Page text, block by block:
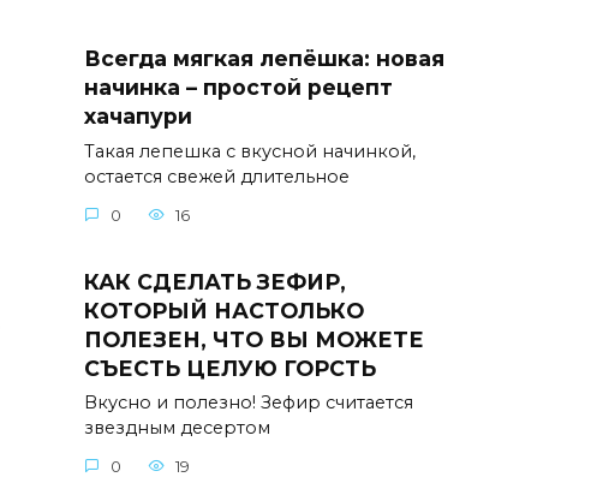
Всегда мягкая лепёшка: новая
начинка – простой рецепт
хачапури
Такая лепешка с вкусной начинкой,
остается свежей длительное
0 16
КАК СДЕЛАТЬ ЗЕФИР,
КОТОРЫЙ НАСТОЛЬКО
ПОЛЕЗЕН, ЧТО ВЫ МОЖЕТЕ
СЪЕСТЬ ЦЕЛУЮ ГОРСТЬ
Вкусно и полезно! Зефир считается
звездным десертом
0 19